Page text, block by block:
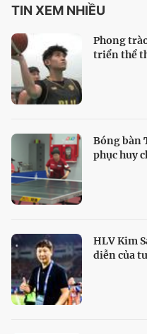
TIN XEM NHIỀU
Phong
triển thể
Bóng bàn
phục huy
HLV Kim
diễn của